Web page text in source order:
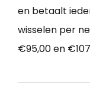
en betaalt
wisselen per
€95,00 en